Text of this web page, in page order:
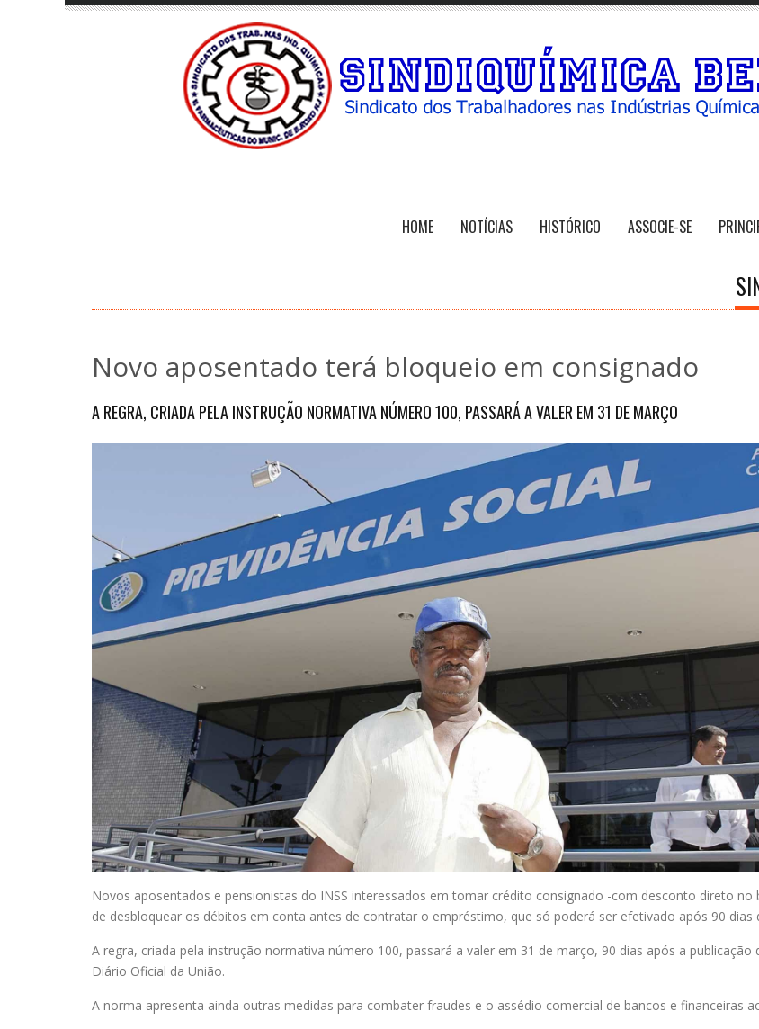
HOME NOTÍCIAS HISTÓRICO ASSOCIE-SE
Novo aposentado terá bloqueio em consignado
A REGRA, CRIADA PELA INSTRUÇÃO NORMATIVA NÚMERO 100, PASSARÁ A VALER EM 31 DE MARÇO
Novos aposentados e pensionistas do INSS interessados em tomar crédito consignado -com desconto direto no
de desbloquear os débitos em conta antes de contratar o empréstimo, que só poderá ser efetivado após 90 dias
A regra, criada pela instrução normativa número 100, passará a valer em 31 de março, 90 dias após a publicação
Diário Oficial da União.
A norma apresenta ainda outras medidas para combater fraudes e o assédio comercial de bancos e financeiras